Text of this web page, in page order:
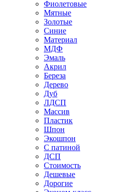
Фиолетовые
Мятные
Золотые
Синие
Материал
МДФ
Эмаль
Акрил
Береза
Дерево
Дуб
ЛДСП
Массив
Пластик
Шпон
Экошпон
С патиной
ДСП
Стоимость
Дешевые
Дорогие